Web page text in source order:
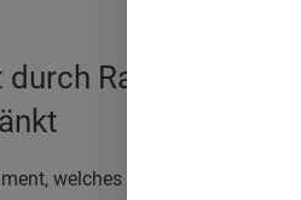
Rabattverträge
welches im deutschen Markt